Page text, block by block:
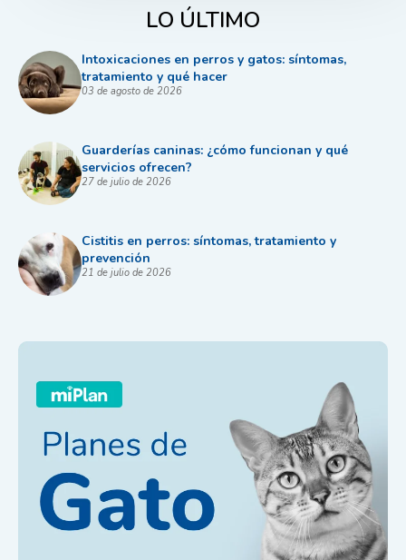
LO ÚLTIMO
Intoxicaciones en perros y gatos: síntomas,
tratamiento y qué hacer
03 de agosto de 2026
Guarderías caninas: ¿cómo funcionan y qué
servicios ofrecen?
27 de julio de 2026
Cistitis en perros: síntomas, tratamiento y
prevención
21 de julio de 2026